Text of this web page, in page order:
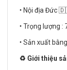
• Nội địa Đức
• Trọng lượng :
• Sản xuất
♻️ Giới thiệu